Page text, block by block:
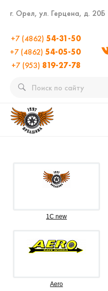
г. Орел, ул. Герцена, д. 20Б
+7 (4862) 54-31-50
+7 (4862) 54-05-50
+7 (953) 819-27-78
1C new
Aero